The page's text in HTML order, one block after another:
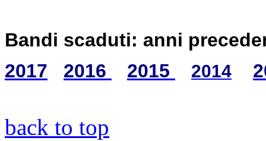
Bandi scaduti: anni
2017
2016 2015 2014
back to top